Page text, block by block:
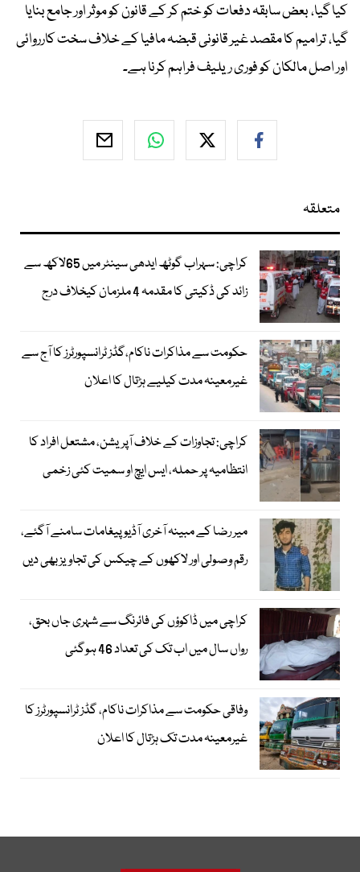
کیا گیا، بعض سابقہ دفعات کو ختم کر کے قانون کو موثر اور جامع بنایا
گیا، ترامیم کا مقصد غیر قانونی قبضہ مافیا کے خلاف سخت کارروائی
اور اصل مالکان کو فوری ریلیف فراہم کرنا ہے۔
متعلقہ
کراچی: سہراب گوٹھ ایدھی سینٹر میں 65لاکھ سے
زائد کی ڈکیتی کا مقدمہ 4 ملزمان کیخلاف درج
حکومت سے مذاکرات ناکام،گڈز ٹرانسپورٹرز کا آج سے
غیرمعینہ مدت کیلیے ہڑتال کا اعلان
کراچی: تجاوزات کے خلاف آپریشن، مشتعل افراد کا
انتظامیہ پر حملہ، ایس ایچ او سمیت کئی زخمی
میر رضا کے مبینہ آخری آڈیو پیغامات سامنے آگئے،
رقم وصولی اور لاکھوں کے چیکس کی تجاویز بھی دیں
کراچی میں ڈاکوؤں کی فائرنگ سے شہری جاں بحق،
رواں سال میں اب تک کی تعداد 46 ہوگئی
وفاقی حکومت سے مذاکرات ناکام، گڈز ٹرانسپورٹرز کا
غیرمعینہ مدت تک ہڑتال کا اعلان